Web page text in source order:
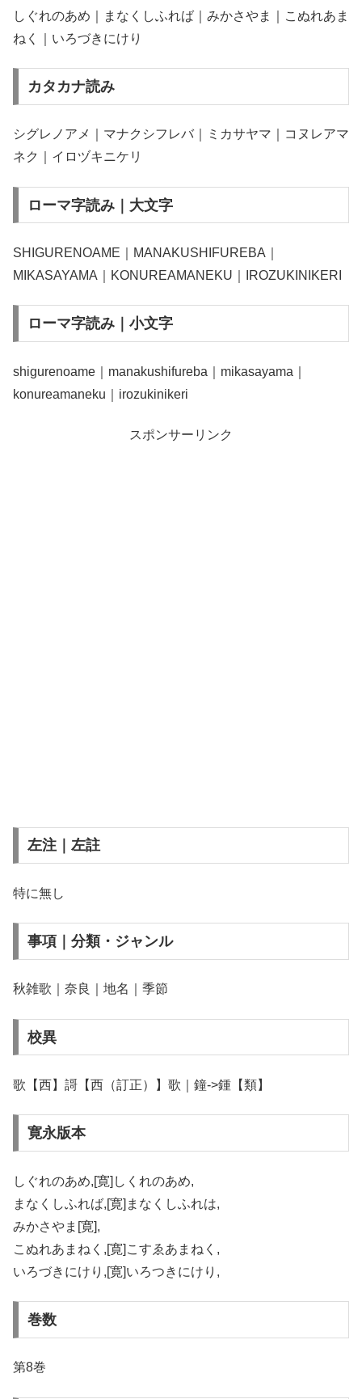
しぐれのあめ｜まなくしふれば｜みかさやま｜こぬれあま
ねく｜いろづきにけり
カタカナ読み
シグレノアメ｜マナクシフレバ｜ミカサヤマ｜コヌレアマ
ネク｜イロヅキニケリ
ローマ字読み｜大文字
SHIGURENOAME｜MANAKUSHIFUREBA｜
MIKASAYAMA｜KONUREAMANEKU｜IROZUKINIKERI
ローマ字読み｜小文字
shigurenoame｜manakushifureba｜mikasayama｜
konureamaneku｜irozukinikeri
スポンサーリンク
左注｜左註
特に無し
事項｜分類・ジャンル
秋雑歌｜奈良｜地名｜季節
校異
歌【西】謌【西（訂正）】歌｜鐘->鍾【類】
寛永版本
しぐれのあめ,[寛]しくれのあめ,
まなくしふれば,[寛]まなくしふれは,
みかさやま[寛],
こぬれあまねく,[寛]こすゑあまねく,
いろづきにけり,[寛]いろつきにけり,
巻数
第8巻